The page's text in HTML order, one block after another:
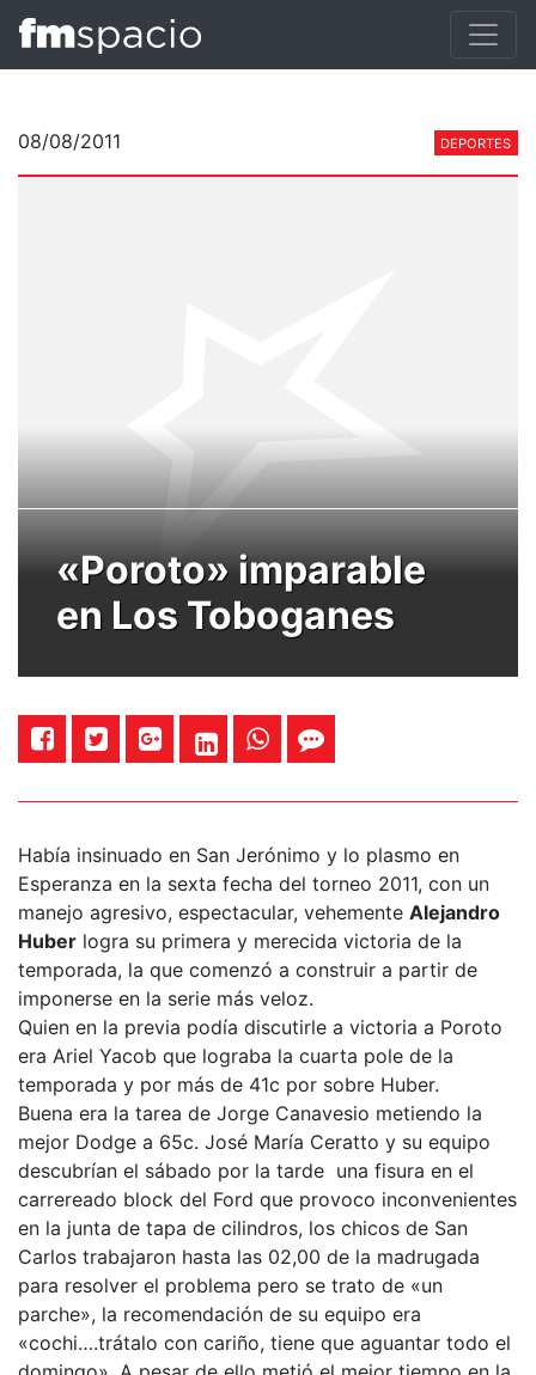
08/08/2011 DEPORTES
«Poroto» imparable
en Los Toboganes
Había insinuado en San Jerónimo y lo plasmo en
Esperanza en la sexta fecha del torneo 2011, con un
manejo agresivo, espectacular, vehemente Alejandro
Huber logra su primera y merecida victoria de la
temporada, la que comenzó a construir a partir de
imponerse en la serie más veloz.
Quien en la previa podía discutirle a victoria a Poroto
era Ariel Yacob que lograba la cuarta pole de la
temporada y por más de 41c por sobre Huber.
Buena era la tarea de Jorge Canavesio metiendo la
mejor Dodge a 65c. José María Ceratto y su equipo
descubrían el sábado por la tarde una fisura en el
carrereado block del Ford que provoco inconvenientes
en la junta de tapa de cilindros, los chicos de San
Carlos trabajaron hasta las 02,00 de la madrugada
para resolver el problema pero se trato de «un
parche», la recomendación de su equipo era
«cochi….trátalo con cariño, tiene que aguantar todo el